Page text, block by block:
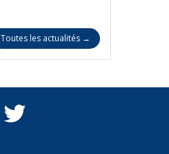
Toutes les actualités →